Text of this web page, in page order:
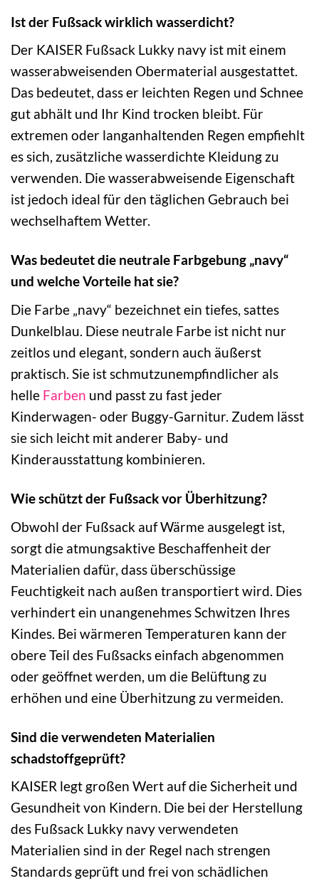
Ist der Fußsack wirklich wasserdicht?
Der KAISER Fußsack Lukky navy ist mit einem
wasserabweisenden Obermaterial ausgestattet.
Das bedeutet, dass er leichten Regen und Schnee
gut abhält und Ihr Kind trocken bleibt. Für
extremen oder langanhaltenden Regen empfiehlt
es sich, zusätzliche wasserdichte Kleidung zu
verwenden. Die wasserabweisende Eigenschaft
ist jedoch ideal für den täglichen Gebrauch bei
wechselhaftem Wetter.
Was bedeutet die neutrale Farbgebung „navy“
und welche Vorteile hat sie?
Die Farbe „navy“ bezeichnet ein tiefes, sattes
Dunkelblau. Diese neutrale Farbe ist nicht nur
zeitlos und elegant, sondern auch äußerst
praktisch. Sie ist schmutzunempfindlicher als
helle Farben und passt zu fast jeder
Kinderwagen- oder Buggy-Garnitur. Zudem lässt
sie sich leicht mit anderer Baby- und
Kinderausstattung kombinieren.
Wie schützt der Fußsack vor Überhitzung?
Obwohl der Fußsack auf Wärme ausgelegt ist,
sorgt die atmungsaktive Beschaffenheit der
Materialien dafür, dass überschüssige
Feuchtigkeit nach außen transportiert wird. Dies
verhindert ein unangenehmes Schwitzen Ihres
Kindes. Bei wärmeren Temperaturen kann der
obere Teil des Fußsacks einfach abgenommen
oder geöffnet werden, um die Belüftung zu
erhöhen und eine Überhitzung zu vermeiden.
Sind die verwendeten Materialien
schadstoffgeprüft?
KAISER legt großen Wert auf die Sicherheit und
Gesundheit von Kindern. Die bei der Herstellung
des Fußsack Lukky navy verwendeten
Materialien sind in der Regel nach strengen
Standards geprüft und frei von schädlichen